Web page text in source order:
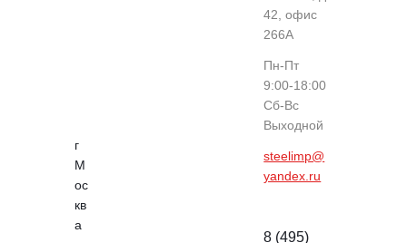
г
М
ос
кв
а
42, офис
266А
Пн-Пт
9:00-18:00
Cб-Вс
Выходной
steelimp@
yandex.ru
8 (495)